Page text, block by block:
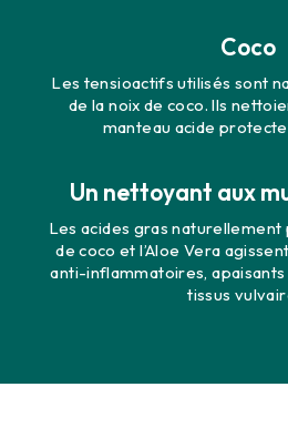
Coco
Les tensioactifs utilisés sont
de la noix de coco. Ils
manteau acide
Un nettoyant aux
Les acides gras naturellement
de coco et l’Aloe Vera
anti-inflammatoires,
tissus